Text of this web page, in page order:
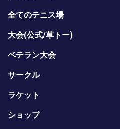
全てのテニス場
大会(公式/草トー)
ベテラン大会
サークル
ラケット
ショップ